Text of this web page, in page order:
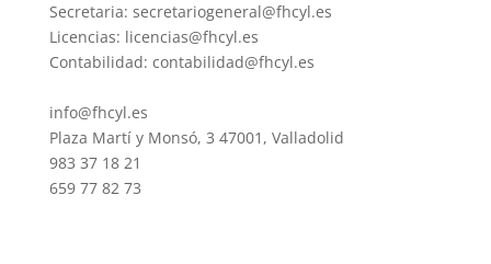
Secretaria: secretariogeneral@fhcyl.es
Licencias: licencias@fhcyl.es
Contabilidad: contabilidad@fhcyl.es
info@fhcyl.es
Plaza Martí y Monsó, 3 47001, Valladolid
983 37 18 21
659 77 82 73